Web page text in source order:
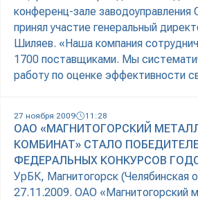
конференц-зале
принял участие генеральный
Шиляев. «Наша компания
1700 поставщиками. Мы
работу по оценке эффективности
27 ноября 2009 11:28
ОАО «МАГНИТОГОРСКИЙ
КОМБИНАТ» СТАЛО
ФЕДЕРАЛЬНЫХ КОНКУРСОВ
УрБК, Магнитогорск (Челябинская
27.11.2009. ОАО «Магнитогорский